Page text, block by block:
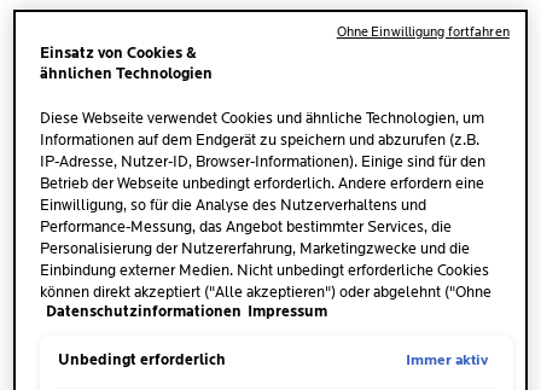
AUGEN
Einsatz von Cookies &
ähnlichen Technologien
Diese Webseite verwendet Cookies und ähnliche Technologien, um
Informationen auf dem Endgerät zu speichern und abzurufen (z.B.
IP-Adresse, Nutzer-ID, Browser-Informationen). Einige sind für den
Betrieb der Webseite unbedingt erforderlich. Andere erfordern eine
Einwilligung, so für die Analyse des Nutzerverhaltens und
Performance-Messung, das Angebot bestimmter Services, die
Personalisierung der Nutzererfahrung, Marketingzwecke und die
Einbindung externer Medien. Nicht unbedingt erforderliche Cookies
können direkt akzeptiert ("Alle akzeptieren") oder abgelehnt ("Ohne
Einwilligung fortfahren") werden. Individuelle Anpassungen der
speichern"). Die Auswahl kann jederzeit unter dem Link "Cookie-
Datenschutzinformationen Impressum
Unbedingt erforderlich Immer aktiv
Ohne Einwilligung fortfahren